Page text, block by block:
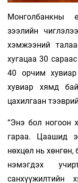
Монголбанкны
зээлийн
хэмжээний
хугацаа 30
40 орчим
хувиар хямд
цахилгаан
“Энэ бол ногоон
гараа. Цаашид
нөхцөл нь хөнгөн,
нэмэгдэх